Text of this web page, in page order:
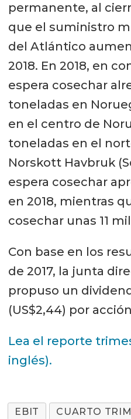
permanente, al
que el suministro
del Atlántico
2018. En 2018, en
espera cosechar
toneladas en
en el centro de
toneladas en el
Norskott Havbruk
espera cosechar
en 2018, mientras
cosechar unas 11
Con base en los
de 2017, la junta
propuso un
(US$2,44) por
Lea el reporte
inglés).
EBIT CUARTO